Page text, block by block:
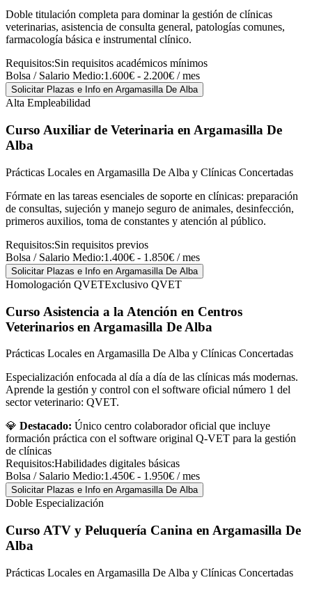
Doble titulación completa para dominar la gestión de clínicas
veterinarias, asistencia de consulta general, patologías comunes,
farmacología básica e instrumental clínico.
Requisitos:Sin requisitos académicos mínimos
Bolsa / Salario Medio:1.600€ - 2.200€ / mes
Solicitar Plazas e Info en Argamasilla De Alba
Alta Empleabilidad
Curso Auxiliar de Veterinaria en Argamasilla De
Alba
Prácticas Locales en Argamasilla De Alba y Clínicas Concertadas
Fórmate en las tareas esenciales de soporte en clínicas: preparación
de consultas, sujeción y manejo seguro de animales, desinfección,
primeros auxilios, toma de constantes y atención al público.
Requisitos:Sin requisitos previos
Bolsa / Salario Medio:1.400€ - 1.850€ / mes
Solicitar Plazas e Info en Argamasilla De Alba
Homologación QVETExclusivo QVET
Curso Asistencia a la Atención en Centros
Veterinarios en Argamasilla De Alba
Prácticas Locales en Argamasilla De Alba y Clínicas Concertadas
Especialización enfocada al día a día de las clínicas más modernas.
Aprende la gestión y control con el software oficial número 1 del
sector veterinario: QVET.
💎 Destacado: Único centro colaborador oficial que incluye
formación práctica con el software original Q-VET para la gestión
de clínicas
Requisitos:Habilidades digitales básicas
Bolsa / Salario Medio:1.450€ - 1.950€ / mes
Solicitar Plazas e Info en Argamasilla De Alba
Doble Especialización
Curso ATV y Peluquería Canina en Argamasilla De
Alba
Prácticas Locales en Argamasilla De Alba y Clínicas Concertadas